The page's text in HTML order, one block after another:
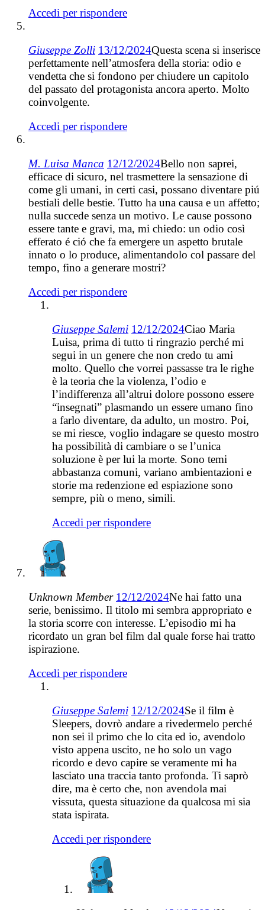
Accedi per rispondere
Giuseppe Zolli 13/12/2024Questa scena si inserisce
perfettamente nell’atmosfera della storia: odio e
vendetta che si fondono per chiudere un capitolo
del passato del protagonista ancora aperto. Molto
coinvolgente.
Accedi per rispondere
M. Luisa Manca 12/12/2024Bello non saprei,
efficace di sicuro, nel trasmettere la sensazione di
come gli umani, in certi casi, possano diventare piú
bestiali delle bestie. Tutto ha una causa e un affetto;
nulla succede senza un motivo. Le cause possono
essere tante e gravi, ma, mi chiedo: un odio così
efferato é ció che fa emergere un aspetto brutale
innato o lo produce, alimentandolo col passare del
tempo, fino a generare mostri?
Accedi per rispondere
Giuseppe Salemi 12/12/2024Ciao Maria
Luisa, prima di tutto ti ringrazio perché mi
segui in un genere che non credo tu ami
molto. Quello che vorrei passasse tra le righe
è la teoria che la violenza, l’odio e
l’indifferenza all’altrui dolore possono essere
“insegnati” plasmando un essere umano fino
a farlo diventare, da adulto, un mostro. Poi,
se mi riesce, voglio indagare se questo mostro
ha possibilità di cambiare o se l’unica
soluzione è per lui la morte. Sono temi
abbastanza comuni, variano ambientazioni e
storie ma redenzione ed espiazione sono
sempre, più o meno, simili.
Accedi per rispondere
Unknown Member 12/12/2024Ne hai fatto una
serie, benissimo. Il titolo mi sembra appropriato e
la storia scorre con interesse. L’episodio mi ha
ricordato un gran bel film dal quale forse hai tratto
ispirazione.
Accedi per rispondere
Giuseppe Salemi 12/12/2024Se il film è
Sleepers, dovrò andare a rivedermelo perché
non sei il primo che lo cita ed io, avendolo
visto appena uscito, ne ho solo un vago
ricordo e devo capire se veramente mi ha
lasciato una traccia tanto profonda. Ti saprò
dire, ma è certo che, non avendola mai
vissuta, questa situazione da qualcosa mi sia
stata ispirata.
Accedi per rispondere